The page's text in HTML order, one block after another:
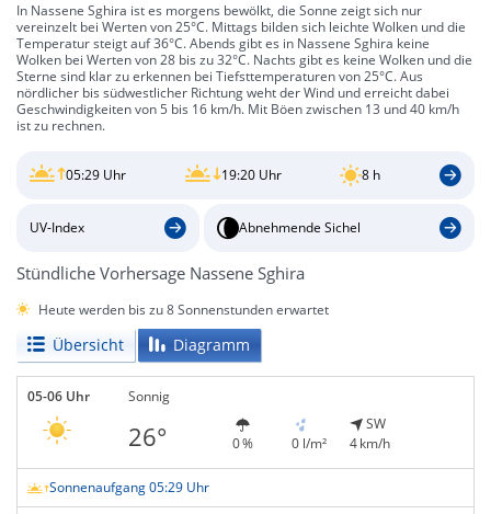
In Nassene Sghira ist es morgens bewölkt, die Sonne zeigt sich nur
vereinzelt bei Werten von 25°C. Mittags bilden sich leichte Wolken und die
Temperatur steigt auf 36°C. Abends gibt es in Nassene Sghira keine
Wolken bei Werten von 28 bis zu 32°C. Nachts gibt es keine Wolken und die
Sterne sind klar zu erkennen bei Tiefsttemperaturen von 25°C. Aus
nördlicher bis südwestlicher Richtung weht der Wind und erreicht dabei
Geschwindigkeiten von 5 bis 16 km/h. Mit Böen zwischen 13 und 40 km/h
ist zu rechnen.
05:29 Uhr 19:20 Uhr 8 h
UV-Index Abnehmende Sichel
Stündliche Vorhersage Nassene Sghira
Heute werden bis zu 8 Sonnenstunden erwartet
Übersicht Diagramm
05-06 Uhr Sonnig
26° 0 % 0 l/m²
SW
4 km/h
Sonnenaufgang 05:29 Uhr